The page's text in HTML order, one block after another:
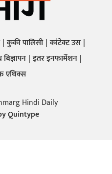
कुकी पालिसी कांटेक्ट उस
इतर इनफार्मेशन
एथिक्स
Hindi Daily
Quintype